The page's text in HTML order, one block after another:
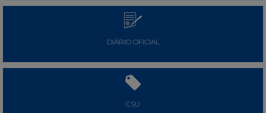
DIÁRIO OFICIAL
CSU